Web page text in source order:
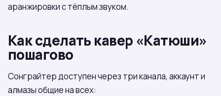
аранжировки с тёплым звуком.
Как сделать кавер «Катюши»
пошагово
Сонграйтер доступен через три канала, аккаунт и
алмазы общие на всех: